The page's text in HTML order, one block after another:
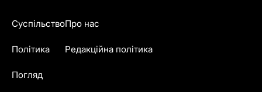
Суспільство
Політика
Погляд
Про нас
Редакційна політика